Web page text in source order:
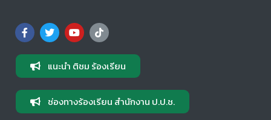
แนะนำ ติชม ร้องเรียน
ช่องทางร้องเรียน สำนักงาน ป.ป.ช.